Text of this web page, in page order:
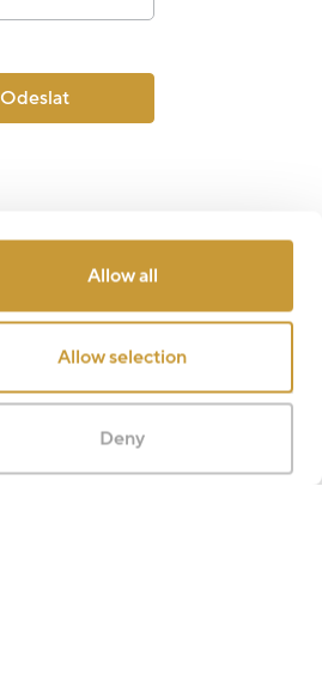
Allow all
Allow selection
Deny
Odeslat